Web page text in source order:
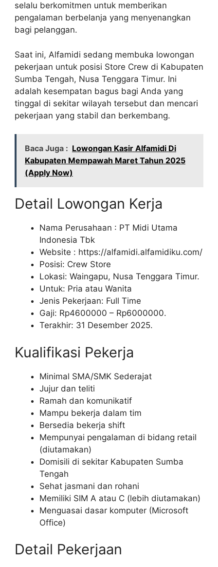
selalu berkomitmen untuk memberikan
pengalaman berbelanja yang menyenangkan
bagi pelanggan.
Saat ini, Alfamidi sedang membuka lowongan
pekerjaan untuk posisi Store Crew di Kabupaten
Sumba Tengah, Nusa Tenggara Timur. Ini
adalah kesempatan bagus bagi Anda yang
tinggal di sekitar wilayah tersebut dan mencari
pekerjaan yang stabil dan berkembang.
Baca Juga : Lowongan Kasir Alfamidi Di
Kabupaten Mempawah Maret Tahun 2025
(Apply Now)
Detail Lowongan Kerja
Nama Perusahaan : PT Midi Utama
Indonesia Tbk
Website : https://alfamidi.alfamidiku.com/
Posisi: Crew Store
Lokasi: Waingapu, Nusa Tenggara Timur.
Untuk: Pria atau Wanita
Jenis Pekerjaan: Full Time
Gaji: Rp4600000 – Rp6000000.
Terakhir: 31 Desember 2025.
Kualifikasi Pekerja
Minimal SMA/SMK Sederajat
Jujur dan teliti
Ramah dan komunikatif
Mampu bekerja dalam tim
Bersedia bekerja shift
Mempunyai pengalaman di bidang retail
(diutamakan)
Domisili di sekitar Kabupaten Sumba
Tengah
Sehat jasmani dan rohani
Memiliki SIM A atau C (lebih diutamakan)
Menguasai dasar komputer (Microsoft
Office)
Detail Pekerjaan